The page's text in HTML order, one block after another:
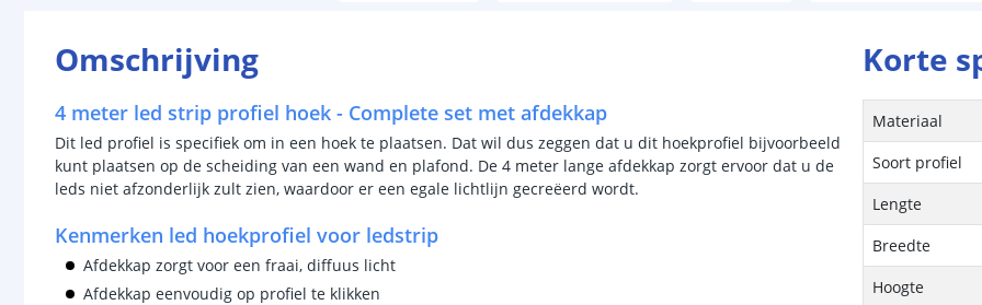
Omschrijving
4 meter led strip profiel hoek - Complete set met afdekkap
Dit led profiel is specifiek om in een hoek te plaatsen. Dat wil dus zeggen dat u dit hoekprofiel bijvoorbeeld
kunt plaatsen op de scheiding van een wand en plafond. De 4 meter lange afdekkap zorgt ervoor dat u de
leds niet afzonderlijk zult zien, waardoor er een egale lichtlijn gecreëerd wordt.
Kenmerken led hoekprofiel voor ledstrip
Afdekkap zorgt voor een fraai, diffuus licht
Afdekkap eenvoudig op profiel te klikken
Korte
Materiaal
Soort profiel
Lengte
Breedte
Hoogte